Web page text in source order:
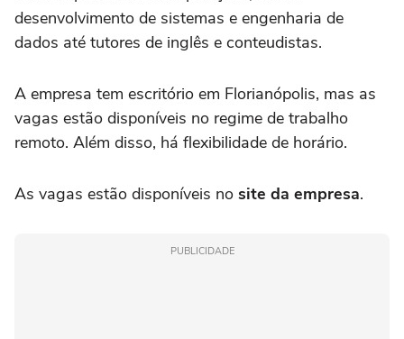
desenvolvimento de sistemas e engenharia de
dados até tutores de inglês e conteudistas.
A empresa tem escritório em Florianópolis, mas as
vagas estão disponíveis no regime de trabalho
remoto. Além disso, há flexibilidade de horário.
As vagas estão disponíveis no site da empresa.
PUBLICIDADE